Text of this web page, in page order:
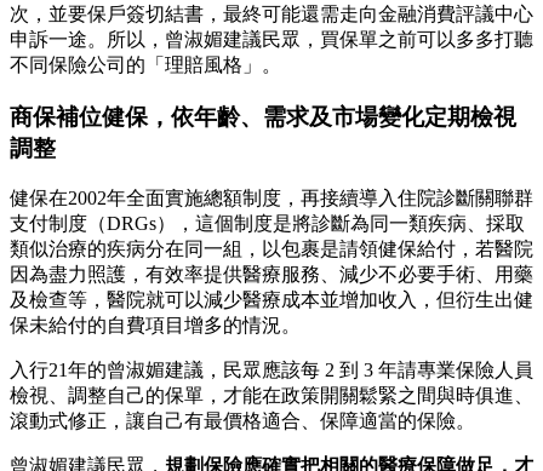
次，並要保戶簽切結書，最終可能還需走向金融消費評議中心
申訴一途。所以，曾淑媚建議民眾，買保單之前可以多多打聽
不同保險公司的「理賠風格」。
商保補位健保，依年齡、需求及市場變化定期檢視
調整
健保在2002年全面實施總額制度，再接續導入住院診斷關聯群
支付制度（DRGs），這個制度是將診斷為同一類疾病、採取
類似治療的疾病分在同一組，以包裹是請領健保給付，若醫院
因為盡力照護，有效率提供醫療服務、減少不必要手術、用藥
及檢查等，醫院就可以減少醫療成本並增加收入，但衍生出健
保未給付的自費項目增多的情況。
入行21年的曾淑媚建議，民眾應該每 2 到 3 年請專業保險人員
檢視、調整自己的保單，才能在政策開關鬆緊之間與時俱進、
滾動式修正，讓自己有最價格適合、保障適當的保險。
曾淑媚建議民眾， 規劃保險應確實把相關的醫療保障做足，才